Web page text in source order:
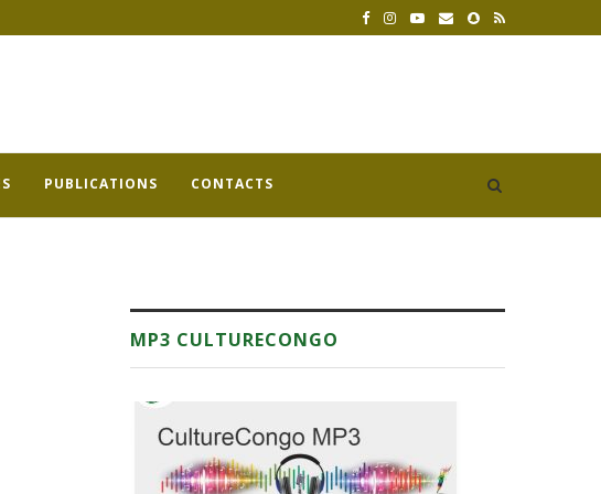
PUBLICATIONS CONTACTS
MP3 CULTURECONGO